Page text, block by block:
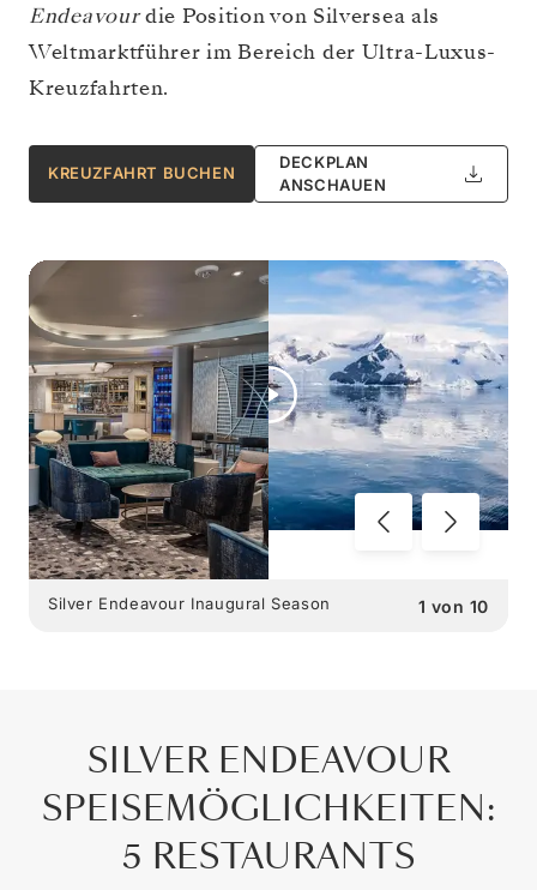
Endeavourdie Position von Silversea als
Weltmarktführer im Bereich der Ultra-Luxus-
Kreuzfahrten.
KREUZFAHRT BUCHEN
DECKPLAN
ANSCHAUEN
1 von 10
Silver Endeavour Inaugural Season
SILVER ENDEAVOUR
SPEISEMÖGLICHKEITEN:
5 RESTAURANTS